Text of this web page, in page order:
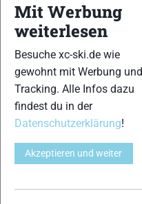
17
Mit Werbung
weiterlesen
Besuche xc-ski.de wie
gewohnt mit Werbung und
Tracking. Alle Infos dazu
findest du in der
Datenschutzerklärung!
Akzeptieren und weiter